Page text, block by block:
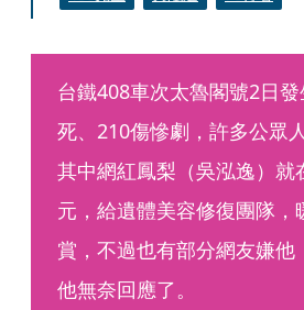
台鐵408車次太魯閣號2日
死、210傷慘劇，許多公眾
其中網紅鳳梨（吳泓逸）就
元，給遺體美容修復團隊，
賞，不過也有部分網友嫌
他無奈回應了。